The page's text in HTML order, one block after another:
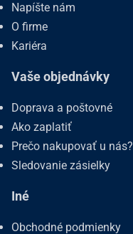
Napíšte nám
O firme
Kariéra
Vaše objednávky
Doprava a poštovné
Ako zaplatiť
Prečo nakupovať u nás?
Sledovanie zásielky
Iné
Obchodné podmienky